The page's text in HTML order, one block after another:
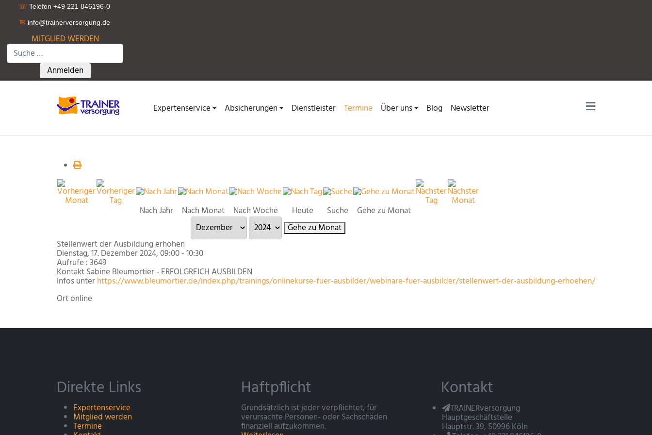
☏ Telefon +49 221 846196-0
✉ info@trainerversorgung.de
MITGLIED WERDEN
Suchen
Type 2 or more characters for results.
Anmelden
Expertenservice Absicherungen Dienstleister Termine Über uns Blog Newsletter
Nach Jahr Nach Monat Nach Woche Heute Suche
Gehe zu Monat
Gehe zu Monat
Stellenwert der Ausbildung erhöhen
Dienstag, 17. Dezember 2024, 09:00 - 10:30
Aufrufe : 3649
KontaktSabine Bleumortier - ERFOLGREICH AUSBILDEN
Infos unterhttps://www.bleumortier.de/index.php/trainings/onlinekurse-fuer-ausbilder/webinare-fuer-ausbilder/stellenwert-der-ausbildung-erhoehen/
Ortonline
Direkte Links
Expertenservice
Mitglied werden
Termine
Haftpflicht
Grundsätzlich ist jeder verpflichtet, für
verursachte Personen- oder Sachschäden
finanziell aufzukommen.
Kontakt
TRAINERversorgung
Hauptgeschäftstelle
Hauptstr. 39, 50996 Köln